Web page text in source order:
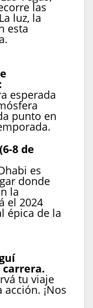
las
luz, la
esta
esperada
punto en
8 de
es
donde
la
el 2024
épica de la
carrera.
tu viaje
¡Nos